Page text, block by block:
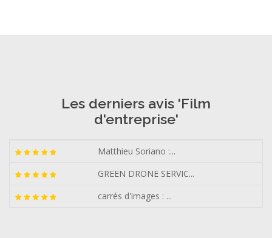
Les derniers avis 'Film
d'entreprise'
Matthieu Soriano :...
GREEN DRONE SERVIC...
carrés d'images : ...